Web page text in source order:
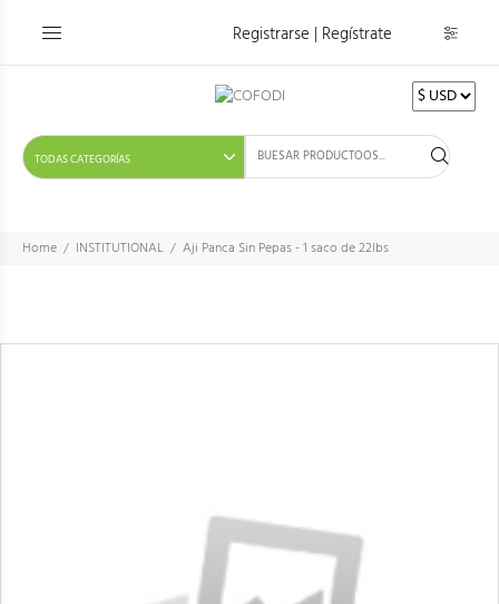
Registrarse | Regístrate
Home INSTITUTIONAL Aji Panca Sin Pepas - 1 saco de 22lbs